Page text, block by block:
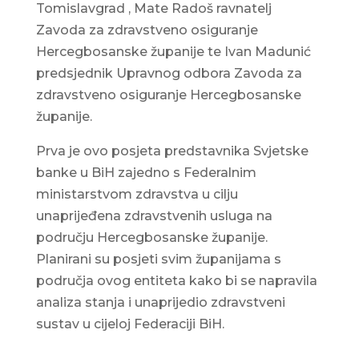
Tomislavgrad , Mate Radoš ravnatelj
Zavoda za zdravstveno osiguranje
Hercegbosanske županije te Ivan Madunić
predsjednik Upravnog odbora Zavoda za
zdravstveno osiguranje Hercegbosanske
županije.
Prva je ovo posjeta predstavnika Svjetske
banke u BiH zajedno s Federalnim
ministarstvom zdravstva u cilju
unaprijeđena zdravstvenih usluga na
području Hercegbosanske županije.
Planirani su posjeti svim županijama s
područja ovog entiteta kako bi se napravila
analiza stanja i unaprijedio zdravstveni
sustav u cijeloj Federaciji BiH.